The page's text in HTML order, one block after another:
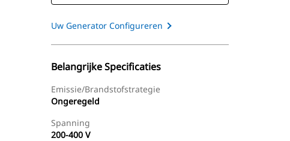
Uw Generator Configureren
Belangrijke Specificaties
Emissie/brandstofstrategie
Ongeregeld
Spanning
200-400 V